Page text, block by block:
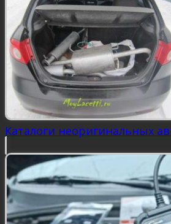
Каталоги неоригинальных